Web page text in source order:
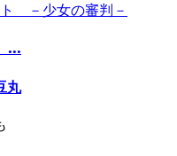
...
丸